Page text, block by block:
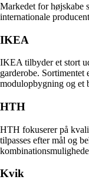
Markedet for højskabe
internationale
IKEA
IKEA tilbyder et stort
garderobe.
modulopbygning og et
HTH
HTH fokuserer på
tilpasses efter mål og
Kvik